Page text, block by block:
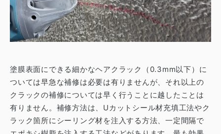
塗膜表面にできる細かなヘアクラック（0.3mm以下）に
ついては早急な補修は必要は有りませんが、それ以上の
クラックの補修については早く行うことに越したことは
有りません。 補修方法は、Uカットシール材充填工法やク
ラック箇所にシーリング材を注入する方法、一定間隔で